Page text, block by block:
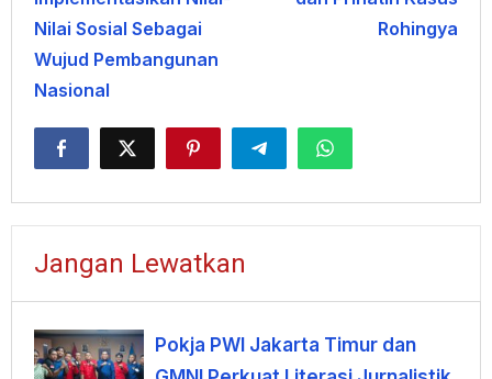
Nilai Sosial Sebagai
Wujud Pembangunan
Nasional
Rohingya
Jangan Lewatkan
Pokja PWI Jakarta Timur dan